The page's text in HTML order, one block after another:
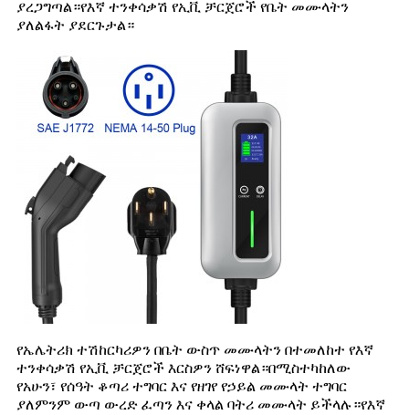
ያረጋግጣል።የእኛ ተንቀሳቃሽ የኢቪ ቻርጀሮች የቤት መሙላትን
ያለልፋት ያደርጉታል።
የኤሌትሪክ ተሽከርካሪዎን በቤት ውስጥ መሙላትን በተመለከተ የእኛ
ተንቀሳቃሽ የኢቪ ቻርጀሮች እርስዎን ሸፍነዋል።በሚስተካከለው
የአሁን፣ የሰዓት ቆጣሪ ተግባር እና የዘገየ የኃይል መሙላት ተግባር
ያለምንም ውጣ ውረድ ፈጣን እና ቀላል ባትሪ መሙላት ይችላሉ።የእኛ